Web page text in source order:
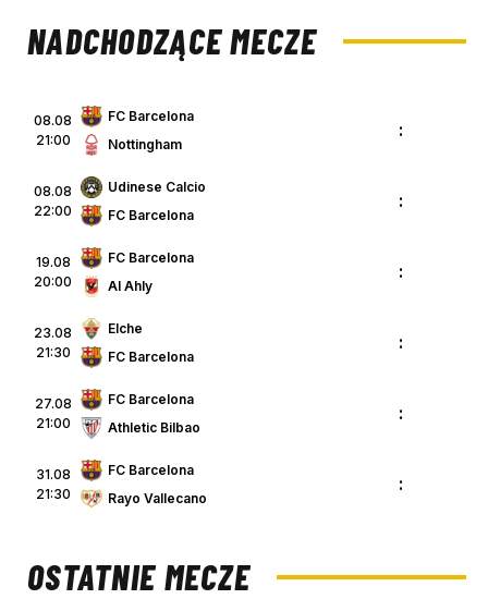
NADCHODZĄCE MECZE
08.08
21:00
FC Barcelona
Nottingham
:
08.08
22:00
Udinese Calcio
FC Barcelona
:
19.08
20:00
FC Barcelona
Al Ahly
:
23.08
21:30
Elche
FC Barcelona
:
27.08
21:00
FC Barcelona
Athletic Bilbao
:
31.08
21:30
FC Barcelona
Rayo Vallecano
:
OSTATNIE MECZE